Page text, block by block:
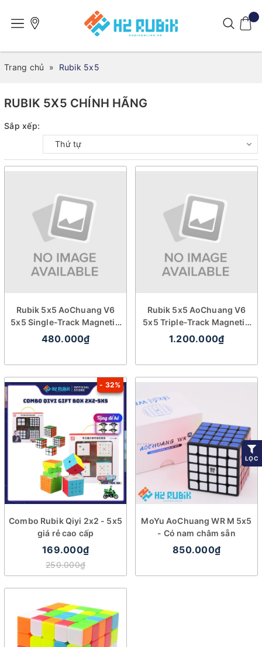
Trang chủ » Rubik 5x5
RUBIK 5X5 CHÍNH HÃNG
Sắp xếp:
Thứ tự
Rubik 5x5 AoChuang V6
5x5 Single-Track Magnetic
UV
480.000₫
Rubik 5x5 AoChuang V6
5x5 Triple-Track Magnetic
UV
1.200.000₫
- 32%
Combo Rubik Qiyi 2x2 - 5x5
giá rẻ cao cấp
169.000₫
250.000₫
MoYu AoChuang WR M 5x5
- Có nam châm sẵn
850.000₫
LỌC